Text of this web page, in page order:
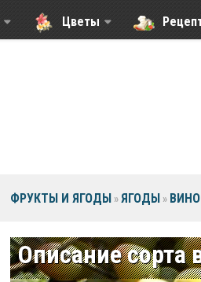
Цветы
ФРУКТЫ И ЯГОДЫ »ЯГОДЫ »
Описание сорта